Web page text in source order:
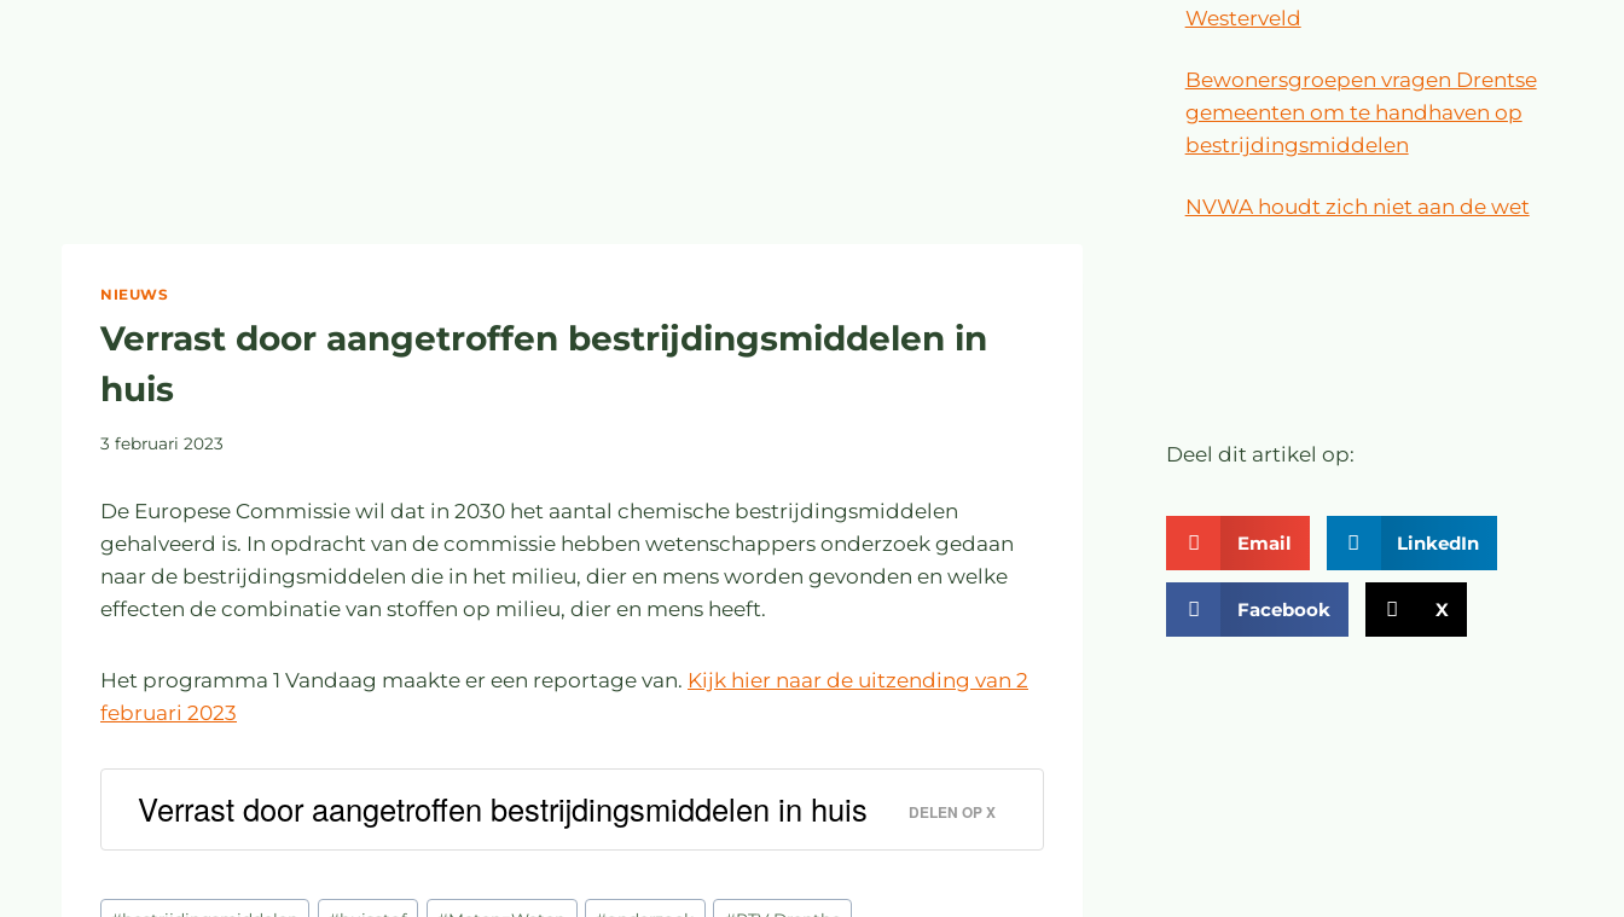
NIEUWS
Verrast door aangetroffen bestrijdingsmiddelen in
huis
3 februari 2023
De Europese Commissie wil dat in 2030 het aantal chemische bestrijdingsmiddelen
gehalveerd is. In opdracht van de commissie hebben wetenschappers onderzoek gedaan
naar de bestrijdingsmiddelen die in het milieu, dier en mens worden gevonden en welke
effecten de combinatie van stoffen op milieu, dier en mens heeft.
Het programma 1 Vandaag maakte er een reportage van. Kijk hier naar de uitzending van 2
februari 2023
Verrast door aangetroffen bestrijdingsmiddelen in huis DELEN OP X
Westerveld
Bewonersgroepen vragen Drentse
gemeenten om te handhaven op
bestrijdingsmiddelen
NVWA houdt zich niet aan de wet
Deel dit artikel op:
Email LinkedIn
Facebook X